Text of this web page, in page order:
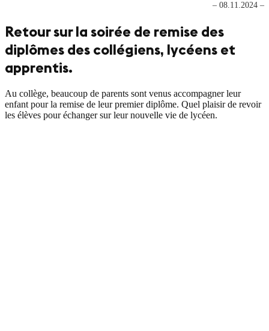
– 08.11.2024 –
Retour sur la soirée de remise des
diplômes des collégiens, lycéens et
apprentis.
Au collège, beaucoup de parents sont venus accompagner leur
enfant pour la remise de leur premier diplôme. Quel plaisir de revoir
les élèves pour échanger sur leur nouvelle vie de lycéen.